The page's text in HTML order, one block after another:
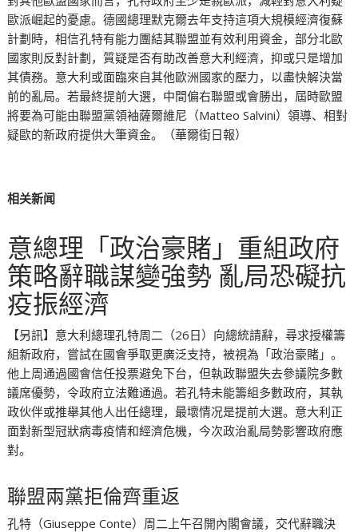
歐派崛起的憂慮。德國總理默克爾去年支持這項大規模經濟復蘇
計劃時，相信孔特有能力團結其聯盟並有效利用資金，部分北歐
國家則反對計劃，質疑是否有助改善意大利經濟，抑或只是增加
其債務。意大利或面臨來自其他歐洲國家的壓力，以盡快解決當
前的亂局。若最終提前大選，中間偏右聯盟或會勝出，屆時歐盟
將要為可能由聯盟黨領袖薩爾維尼（Matteo Salvini）領導、相對
疑歐的新政府提供大筆資金。（華爾街日報）
相关新闻
意總理「政治豪賭」重組政府
策略辭職謀變強勢 亂局恐礙抗
疫振經濟
【另訊】意大利總理孔特周二（26日）向總統請辭，尋求授權籌
組新政府，嘗試在國會爭取更廣泛支持，被視為「政治豪賭」。
他上周通過國會信任投票避免下台，但執政聯盟失去參議院多數
議席優勢，令政府立法難通過。若孔特未能籌組多數政府，其執
政伙伴或推舉其他人出任總理，最壞情况是提前大選。意大利正
面對新型冠狀病毒疫情和經濟危機，今次政治亂局勢影響政府應
對。
聯盟兩黨拒倫齊重返
孔特（Giuseppe Conte）周二上午召開內閣會議，交代辭職決